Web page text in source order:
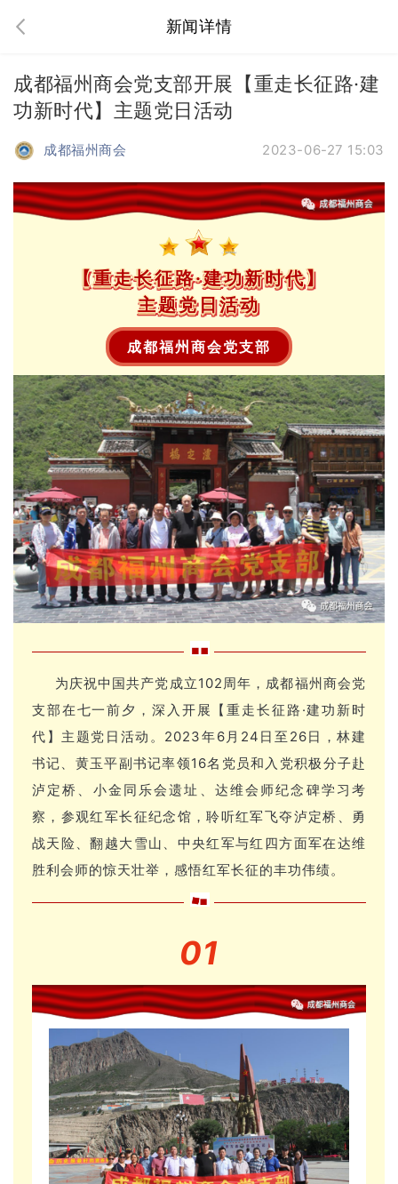
新闻详情
成都福州商会党支部开展【重走长征路·建
功新时代】主题党日活动
成都福州商会 2023-06-27 15:03
【重走长征路·建功新时代】
主题党日活动
成都福州商会党支部
为庆祝中国共产党成立102周年，成都福州商会党
支部在七一前夕，深入开展【重走长征路·建功新时
代】主题党日活动。2023年6月24日至26日，林建
书记、黄玉平副书记率领16名党员和入党积极分子赴
泸定桥、小金同乐会遗址、达维会师纪念碑学习考
察，参观红军长征纪念馆，聆听红军飞夺泸定桥、勇
战天险、翻越大雪山、中央红军与红四方面军在达维
胜利会师的惊天壮举，感悟红军长征的丰功伟绩。
01